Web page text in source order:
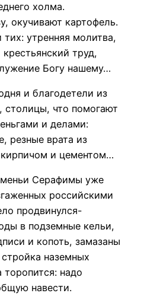
холма.
окучивают картофель.
утренняя молитва,
труд,
Богу нашему…
и благодетели из
столицы, что помогают
и делами:
резные врата из
и цементом…
Серафимы уже
российскими
продвинулся-
в подземные кельи,
и копоть, замазаны
наземных
надо
навести.